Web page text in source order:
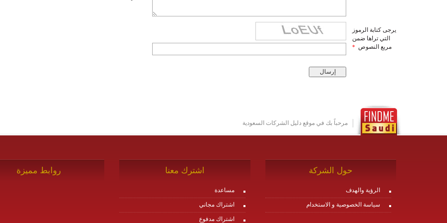
يرجى كتابة الرموز
التي تراها ضمن
مربع النصوص *
مرحباً بك في موقع دليل الشركات السعودية
حول الشركة
الرؤية والهدف
سياسة الخصوصية و الاستخدام
اشترك معنا
مساعدة
اشتراك مجاني
اشتراك مدفوع
روابط مميزة